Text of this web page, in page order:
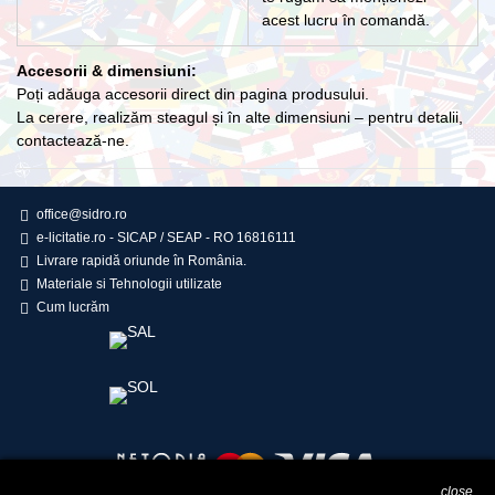
acest lucru în comandă.
Accesorii & dimensiuni:
Poți adăuga accesorii direct din pagina produsului.
La cerere, realizăm steagul și în alte dimensiuni – pentru detalii,
contactează-ne.
office@sidro.ro
e-licitatie.ro - SICAP / SEAP - RO 16816111
Livrare rapidă oriunde în România.
Materiale si Tehnologii utilizate
Cum lucrăm
close